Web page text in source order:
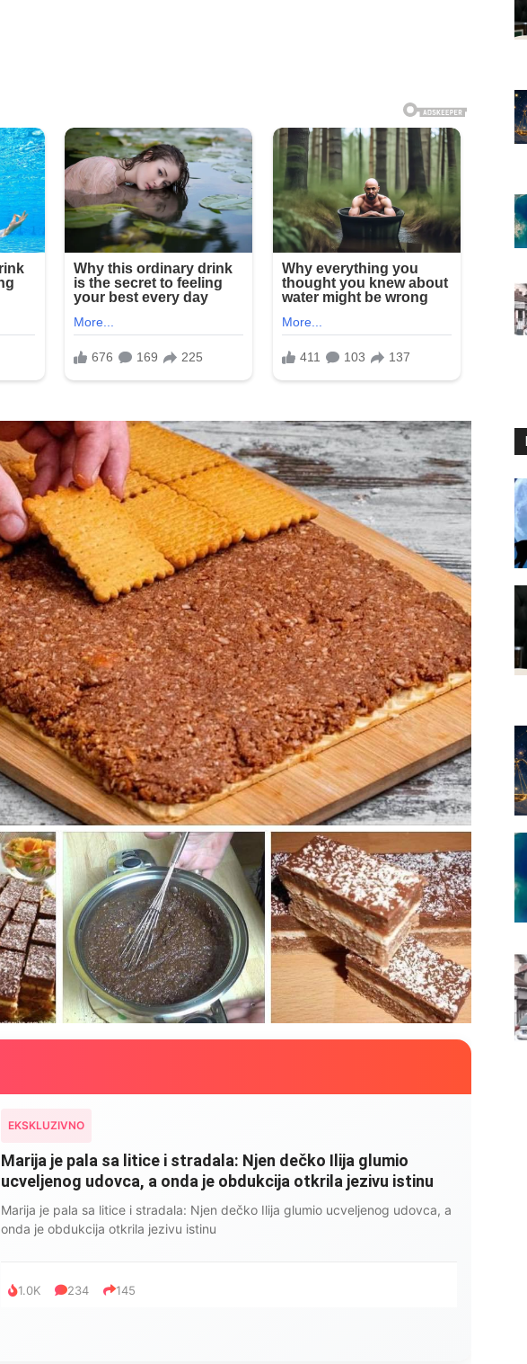
EKSKLUZIVNO
Marija je pala sa litice i stradala: Njen dečko Ilija glumio
ucveljenog udovca, a onda je obdukcija otkrila jezivu istinu
Marija je pala sa litice i stradala: Njen dečko Ilija glumio ucveljenog udovca, a
onda je obdukcija otkrila jezivu istinu
1.0K 234 145